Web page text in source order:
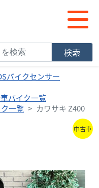
検索
バイクセンサー
バイク一覧
一覧
カワサキ Z400
中古車